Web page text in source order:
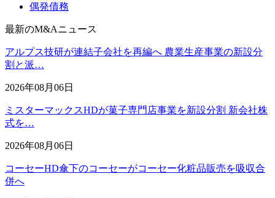
偶発債務
最新のM&Aニュース
アルプス技研が連結子会社を再編へ 農業生産事業の新設分
割と派…
2026年08月06日
ミスターマックスHDが菓子専門店事業を新設分割 新会社株
式を…
2026年08月06日
コーセーHD傘下のコーセーがコーセー化粧品販売を吸収合
併へ